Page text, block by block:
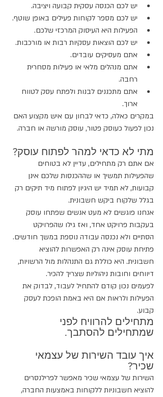
יש לכם הכנסה עסקית קבועה ויציבה.
יש לכם מספר לקוחות פעילים באופן שוטף.
הפעילות היא העיסוק המרכזי שלכם.
יש לכם הוצאות עסקיות רבות או מורכבות.
אתם מעסיקים עובדים.
אתם מנהלים מלאי או פעילות מסחרית
רחבה.
אתם מתכננים לבנות ולפתח עסק לטווח
ארוך.
במקרים כאלה, כדאי לבחון עם איש מקצוע האם
נכון לפעול כעוסק פטור, עוסק מורשה או חברה.
מתי לא כדאי למהר לפתוח עוסק?
אם אתם רק מתחילים, עדיין לא בטוחים
שהפעילות תמשיך או שההכנסות שלכם אינן
קבועות, לא תמיד יש היגיון לפתוח מיד תיקים רק
בגלל שלקוח ביקש חשבונית.
אנחנו פוגשים לא מעט אנשים שפתחו עוסק
בעקבות פרויקט אחד, ואז גילו שהפרויקט
הסתיים ולא נכנסה עבודה נוספת במשך חודשים.
פתיחת עוסק אינה רק האפשרות להוציא
חשבונית. היא כוללת גם התנהלות מול הרשויות,
דיווחים וחובות ניהוליות שצריך להכיר.
לפעמים נכון קודם להתחיל לעבוד, לבדוק את
הפעילות ולראות אם היא באמת הופכת לעסק
קבוע.
מתחילים להרוויח לפני
שמתחילים להסתבך.
איך עובד השירות של עצמאי
שכיר?
השירות של עצמאי שכיר מאפשר לפרילנסרים
להוציא חשבוניות ללקוחות באמצעות החברה,